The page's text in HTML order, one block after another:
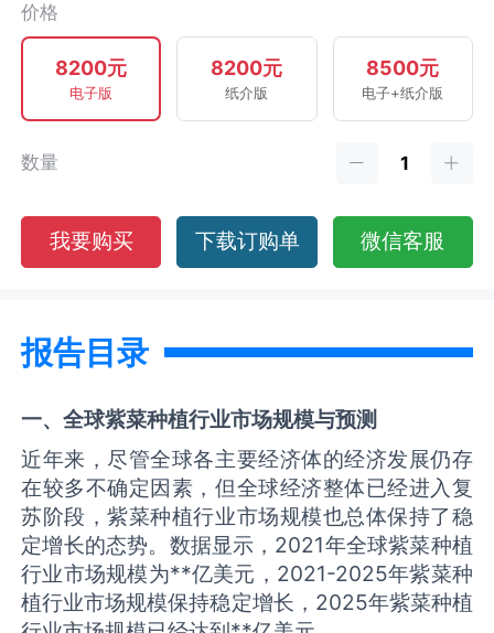
价格
8200元
电子版
8200元
纸介版
8500元
电子+纸介版
数量
我要购买 下载订购单 微信客服
报告目录
一、全球紫菜种植行业市场规模与预测
近年来，尽管全球各主要经济体的经济发展仍存
在较多不确定因素，但全球经济整体已经进入复
苏阶段，紫菜种植行业市场规模也总体保持了稳
定增长的态势。数据显示，2021年全球紫菜种植
行业市场规模为**亿美元，2021-2025年紫菜种
植行业市场规模保持稳定增长，2025年紫菜种植